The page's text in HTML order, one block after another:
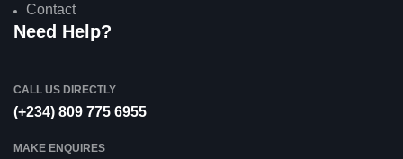
Contact
Need Help?
CALL US DIRECTLY
(+234) 809 775 6955
MAKE ENQUIRES